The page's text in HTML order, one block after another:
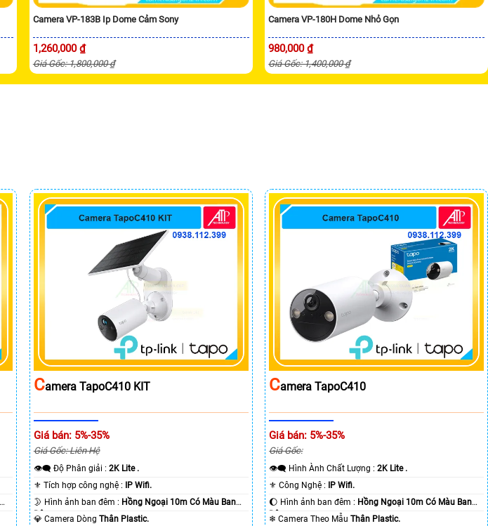
Camera VP-183B Ip Dome Cảm Sony
1,260,000 ₫
Giá Gốc: 1,800,000 ₫
Camera VP-180H Dome Nhỏ Gọn
980,000 ₫
Giá Gốc: 1,400,000 ₫
CAmera TapoC410 KIT
Giá bán: 5%-35%
Giá Gốc: Liên Hệ
👁️‍🗨 Độ Phân giải : 2K Lite .
⚜️ Tích hợp công nghệ :
IP Wifi.
🌛 Hình ảnh ban đêm : Hồng Ngoại 10m Có Màu Ban
Ðêm.💎 Camera Dòng Thân Plastic.
CAmera TapoC410
Giá bán: 5%-35%
Giá Gốc:
👁️‍🗨 Hình Ành Chất Lượng :2K Lite .
⚜️ Công Nghệ :
IP Wifi.
🌔 Hình ảnh ban đêm : Hồng Ngoại 10m Có Màu Ban
Ðêm.❄ Camera Theo MẫuThân Plastic.